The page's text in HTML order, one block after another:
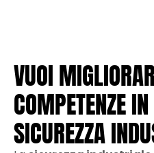
VUOI
COMPETENZE
SICUREZZA